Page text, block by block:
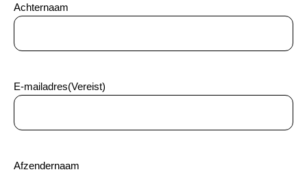
Achternaam
E-mailadres(Vereist)
Afzendernaam